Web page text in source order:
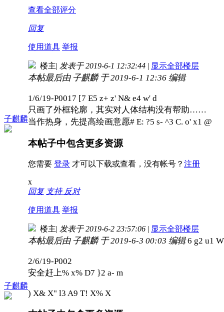
查看全部评分
回复
使用道具 举报
子麒麟
楼主| 发表于 2019-6-1 12:32:44 | 显示全部楼层
本帖最后由 子麒麟 于 2019-6-1 12:36 编辑
1/6/19-P0017 [7 E5 z+ z' N& e4 w' d
只画了外框轮廓，其实对人体结构没有帮助……
当作热身，先提高绘画意愿# E: ?5 s- ^3 C. o' x1 @
本帖子中包含更多资源
您需要 登录 才可以下载或查看，没有帐号？ 注册
x
回复 支持 反对
使用道具 举报
子麒麟
楼主| 发表于 2019-6-2 23:57:06 | 显示全部楼层
本帖最后由 子麒麟 于 2019-6-3 00:03 编辑6 g2 u1
2/6/19-P002
安全赶上% x% D7 }2 a- m
) X& X" l3 A9 T! X% X